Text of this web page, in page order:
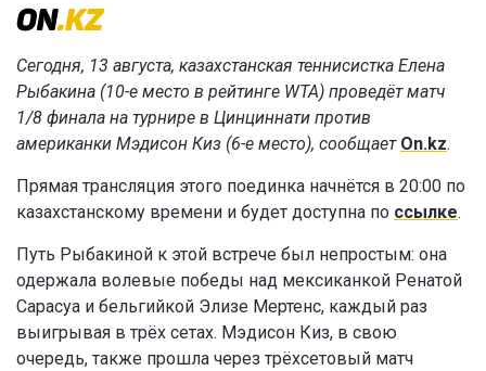
Сегодня, 13 августа, казахстанская теннисистка Елена
Рыбакина (10-е место в рейтинге WTA) проведёт матч
1/8 финала на турнире в Цинциннати против
американки Мэдисон Киз (6-е место), сообщает On.kz.
Прямая трансляция этого поединка начнётся в 20:00 по
казахстанскому времени и будет доступна по ссылке.
Путь Рыбакиной к этой встрече был непростым: она
одержала волевые победы над мексиканкой Ренатой
Сарасуа и бельгийкой Элизе Мертенс, каждый раз
выигрывая в трёх сетах. Мэдисон Киз, в свою
очередь, также прошла через трёхсетовый матч